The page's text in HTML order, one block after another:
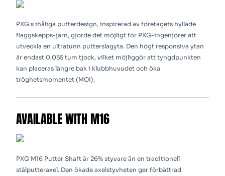
PXG:s ihåliga putterdesign, inspirerad av företagets hyllade
flaggskepps-järn, gjorde det möjligt för PXG-ingenjörer att
utveckla en ultratunn putterslagyta. Den högt responsiva ytan
är endast 0,055 tum tjock, vilket möjliggör att tyngdpunkten
kan placeras längre bak i klubbhuvudet och öka
tröghetsmomentet (MOI).
AVAILABLE WITH M16
PXG M16 Putter Shaft är 26% styvare än en traditionell
stålputteraxel. Den ökade axelstyvheten ger förbättrad